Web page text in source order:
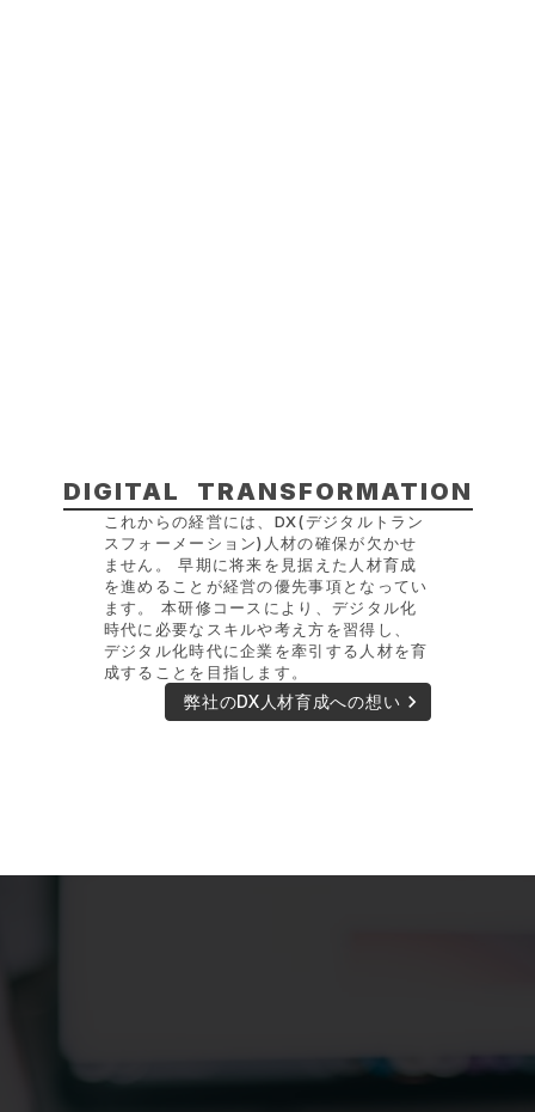
DIGITAL TRANSFORMATION
これからの経営には、DX(デジタルトラン
スフォーメーション)人材の確保が欠かせ
ません。 早期に将来を見据えた人材育成
を進めることが経営の優先事項となってい
ます。 本研修コースにより、デジタル化
時代に必要なスキルや考え方を習得し、
デジタル化時代に企業を牽引する人材を育
成することを目指します。
弊社のDX人材育成への想い keyboard_arrow_right